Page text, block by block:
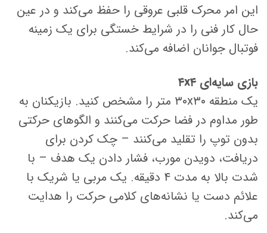
این امر محرک قلبی عروقی را حفظ می‌کند و در عین
حال کار فنی را در شرایط خستگی برای یک زمینه
فوتبال جوانان اضافه می‌کند.
بازی سایه‌ای ۴x۴
یک منطقه ۳۰x۳۰ متر را مشخص کنید. بازیکنان به
طور مداوم در فضا حرکت می‌کنند و الگوهای حرکتی
بدون توپ را تقلید می‌کنند – چک کردن برای
دریافت، دویدن مورب، فشار دادن یک هدف – با
شدت بالا به مدت ۴ دقیقه. یک مربی یا شریک با
علائم دست یا نشانه‌های کلامی حرکت را هدایت
می‌کند.